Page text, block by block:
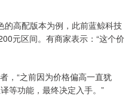
高配版本为例，此前蓝鲸科技
元区间。有商家表示：“这个价
，“之前因为价格偏高一直犹
等功能，最终决定入手。”